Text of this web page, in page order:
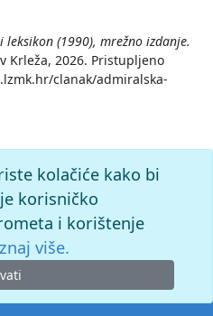
leksikon (1990), mrežno izdanje.
Krleža, 2026. Pristupljeno
clanak/admiralska-
kolačiće kako bi
korisničko
i korištenje
više.
Miroslav Krleža